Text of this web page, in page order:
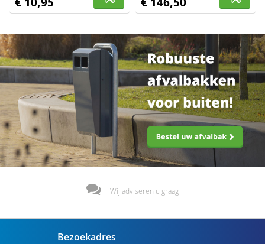
Wij adviseren u graag
Bezoekadres